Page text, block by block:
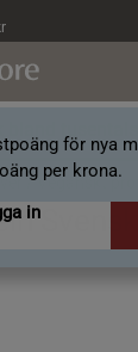
för nya
per krona.
in
/Veganskt